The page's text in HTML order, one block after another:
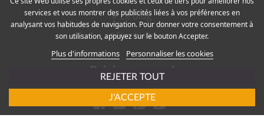
# Le blog
# Plan du site
Rejoignez-nous !
services et vous montrer des publicités liées à vos préférences en
analysant vos habitudes de navigation. Pour donner votre consentement à
son utilisation, appuyez sur le bouton Accepter.
Plus d'informations Personnaliser les cookies
REJETER TOUT
J'ACCEPTE